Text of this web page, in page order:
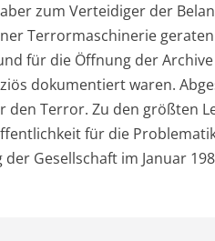
zum Verteidiger der
Terrormaschinerie
für die Öffnung der
dokumentiert waren.
Terror. Zu den größten
für die
Gesellschaft im Januar